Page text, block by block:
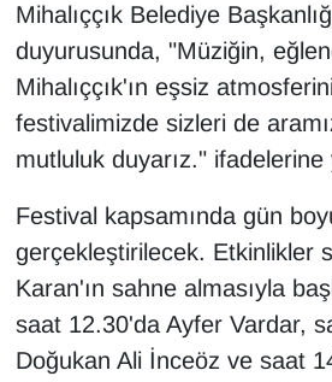
Mihalıççık Belediye
duyurusunda, "Müziğin,
Mihalıççık'ın eşsiz
festivalimizde sizleri de
mutluluk duyarız." ifadelerine
Festival kapsamında gün
gerçekleştirilecek. Etkinlikler
Karan'ın sahne almasıyla
saat 12.30'da Ayfer Vardar,
Doğukan Ali İnceöz ve saat